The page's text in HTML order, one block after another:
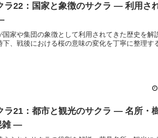
ラ22：国家と象徴のサクラ ― 利用さ
国家や集団の象徴として利用されてきた歴史を解
下、戦後における桜の意味の変化を丁寧に整理す
ラ21：都市と観光のサクラ ― 名所・
雑 ―